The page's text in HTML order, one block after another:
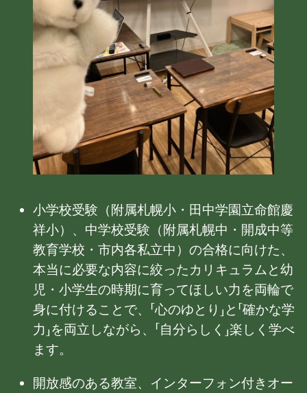
小学校受験（附属札幌小・田中学園立命館慶
祥小）、中学校受験（附属札幌中・開成中等
教育学校・市内各私立中）の合格に向けた、
本当に必要な内容に絞ったカリキュラムと幼
児・小学生の時期に育ってほしい力を両輪で
身に付けることで、「心のゆとり」と「確かな学
力」を両立しながら、「自分らしく」楽しく学べ
ます。
開放感のある教室、インターフォン付きオー